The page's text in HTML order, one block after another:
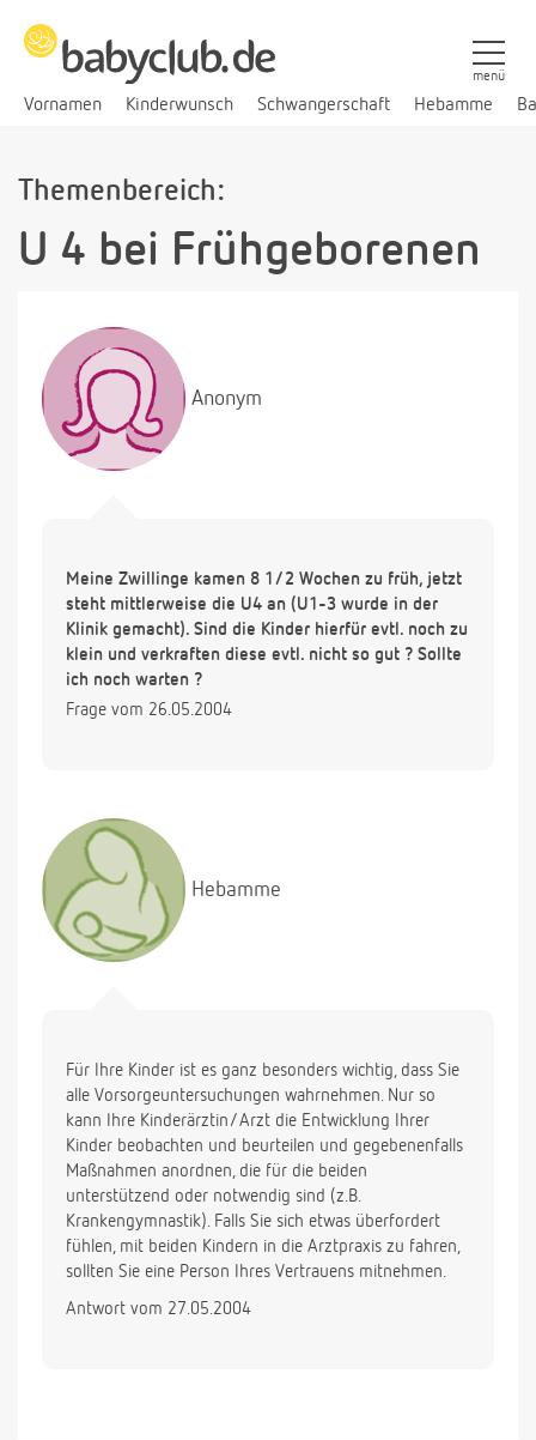
Vornamen Kinderwunsch Schwangerschaft Hebamme
menü
Themenbereich:
U 4 bei Frühgeborenen
Anonym
Meine Zwillinge kamen 8 1/2 Wochen zu früh, jetzt
steht mittlerweise die U4 an (U1-3 wurde in der
Klinik gemacht). Sind die Kinder hierfür evtl. noch zu
klein und verkraften diese evtl. nicht so gut ? Sollte
ich noch warten ?
Frage vom 26.05.2004
Hebamme
Für Ihre Kinder ist es ganz besonders wichtig, dass Sie
alle Vorsorgeuntersuchungen wahrnehmen. Nur so
kann Ihre Kinderärztin/Arzt die Entwicklung Ihrer
Kinder beobachten und beurteilen und gegebenenfalls
Maßnahmen anordnen, die für die beiden
unterstützend oder notwendig sind (z.B.
Krankengymnastik). Falls Sie sich etwas überfordert
fühlen, mit beiden Kindern in die Arztpraxis zu fahren,
sollten Sie eine Person Ihres Vertrauens mitnehmen.
Antwort vom 27.05.2004